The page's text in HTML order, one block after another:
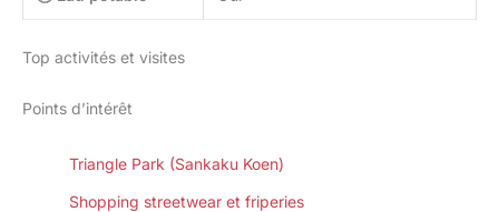
Top activités et visites
Points d’intérêt
Triangle Park (Sankaku Koen)
Shopping streetwear et friperies